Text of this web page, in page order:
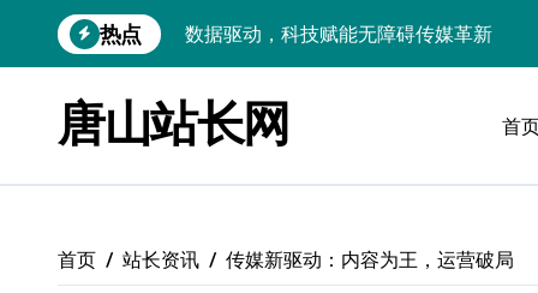
到
热点
VR跨界融合新趋势：站长资源全攻略
云计算弹性架构：智能资源调配揭秘
数据驱动传媒革新：交互优化实战解析
数据驱动下的传媒生态量子跃迁
唐山站长网 首
首页 站长资讯 传媒新驱动：内容为王，运营破局